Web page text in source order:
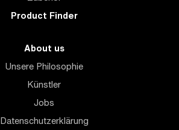
Product Finder
About us
Unsere Philosophie
Künstler
Jobs
Datenschutzerklärung